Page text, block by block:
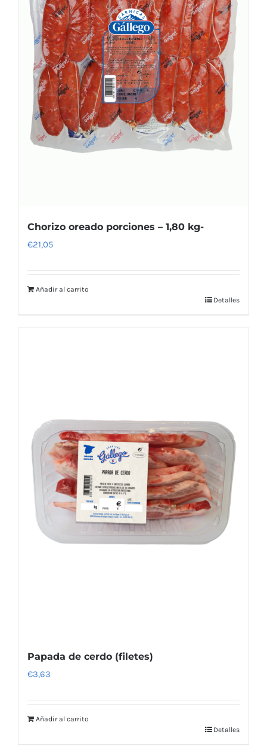
Chorizo oreado porciones – 1,80 kg-
€21,05
Añadir al carrito
Detalles
Papada de cerdo (filetes)
€3,63
Añadir al carrito
Detalles